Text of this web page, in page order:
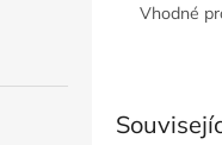
Vhodné